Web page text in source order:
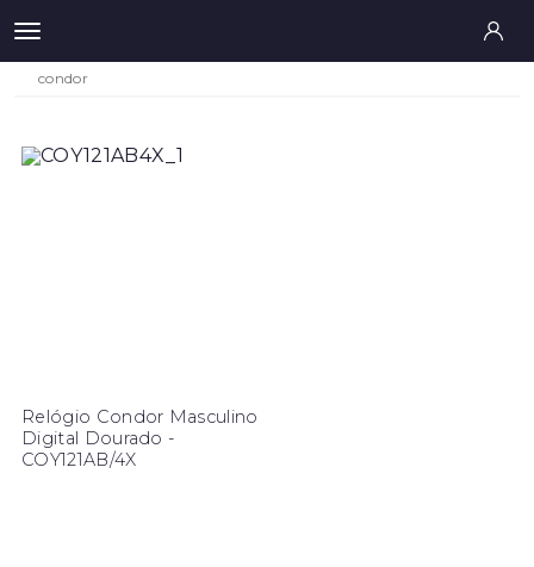
condor
Relógio Condor Masculino
Digital Dourado -
COY121AB/4X